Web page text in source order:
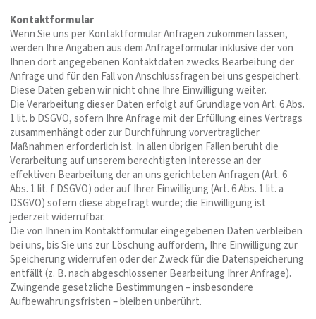
Kontaktformular
Wenn Sie uns per Kontaktformular Anfragen zukommen lassen,
werden Ihre Angaben aus dem Anfrageformular inklusive der von
Ihnen dort angegebenen Kontaktdaten zwecks Bearbeitung der
Anfrage und für den Fall von Anschlussfragen bei uns gespeichert.
Diese Daten geben wir nicht ohne Ihre Einwilligung weiter.
Die Verarbeitung dieser Daten erfolgt auf Grundlage von Art. 6 Abs.
1 lit. b DSGVO, sofern Ihre Anfrage mit der Erfüllung eines Vertrags
zusammenhängt oder zur Durchführung vorvertraglicher
Maßnahmen erforderlich ist. In allen übrigen Fällen beruht die
Verarbeitung auf unserem berechtigten Interesse an der
effektiven Bearbeitung der an uns gerichteten Anfragen (Art. 6
Abs. 1 lit. f DSGVO) oder auf Ihrer Einwilligung (Art. 6 Abs. 1 lit. a
DSGVO) sofern diese abgefragt wurde; die Einwilligung ist
jederzeit widerrufbar.
Die von Ihnen im Kontaktformular eingegebenen Daten verbleiben
bei uns, bis Sie uns zur Löschung auffordern, Ihre Einwilligung zur
Speicherung widerrufen oder der Zweck für die Datenspeicherung
entfällt (z. B. nach abgeschlossener Bearbeitung Ihrer Anfrage).
Zwingende gesetzliche Bestimmungen – insbesondere
Aufbewahrungsfristen – bleiben unberührt.